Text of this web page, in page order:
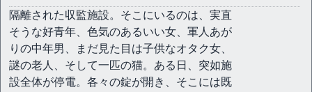
隔離された収監施設。そこにいるのは、実直
そうな好青年、色気のあるいい女、軍人あが
りの中年男、まだ見た目は子供なオタク女、
謎の老人、そして一匹の猫。ある日、突如施
設全体が停電。各々の錠が開き、そこには既